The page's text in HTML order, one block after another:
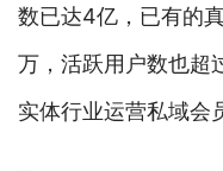
数已达4亿，已有的
万，活跃用户数也超
实体行业运营私域会